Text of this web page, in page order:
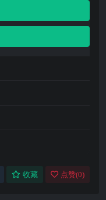
收藏 点赞(0)